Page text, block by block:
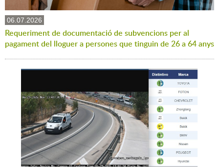
06.07.2026
Requeriment de documentació de subvencions per al
pagament del lloguer a persones que tinguin de 26 a 64 anys